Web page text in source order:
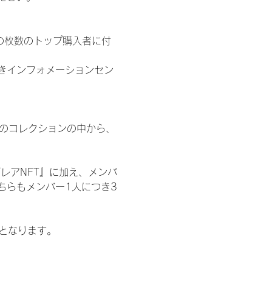
数のトップ購入者に付
インフォメーションセン
レクションの中から、
アNFT』に加え、メンバ
らもメンバー1人につき3
なります。